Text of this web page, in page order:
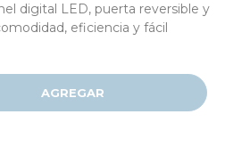
digital LED, puerta reversible y
eficiencia y fácil
AGREGAR